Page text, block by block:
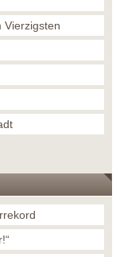
Vierzigsten